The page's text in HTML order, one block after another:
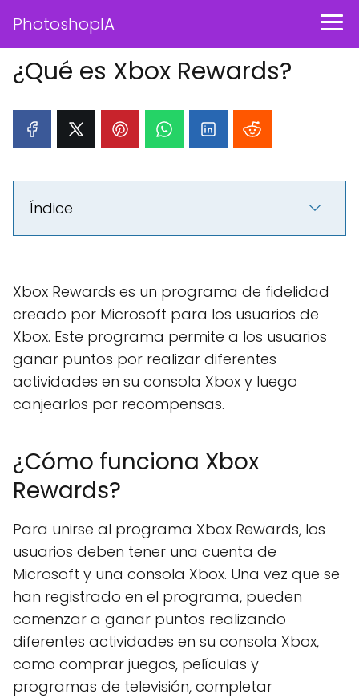
PhotoshopIA
¿Qué es Xbox Rewards?
Índice
Xbox Rewards es un programa de fidelidad
creado por Microsoft para los usuarios de
Xbox. Este programa permite a los usuarios
ganar puntos por realizar diferentes
actividades en su consola Xbox y luego
canjearlos por recompensas.
¿Cómo funciona Xbox
Rewards?
Para unirse al programa Xbox Rewards, los
usuarios deben tener una cuenta de
Microsoft y una consola Xbox. Una vez que se
han registrado en el programa, pueden
comenzar a ganar puntos realizando
diferentes actividades en su consola Xbox,
como comprar juegos, películas y
programas de televisión, completar